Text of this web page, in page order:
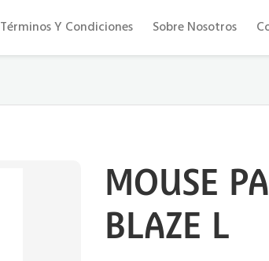
Términos Y Condiciones Sobre Nosotros
MOUSE
BLAZE L